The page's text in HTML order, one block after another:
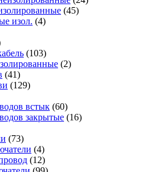
(45)
изол. (4)
(103)
(2)
(41)
(129)
встык (60)
закрытые (16)
(73)
(4)
(12)